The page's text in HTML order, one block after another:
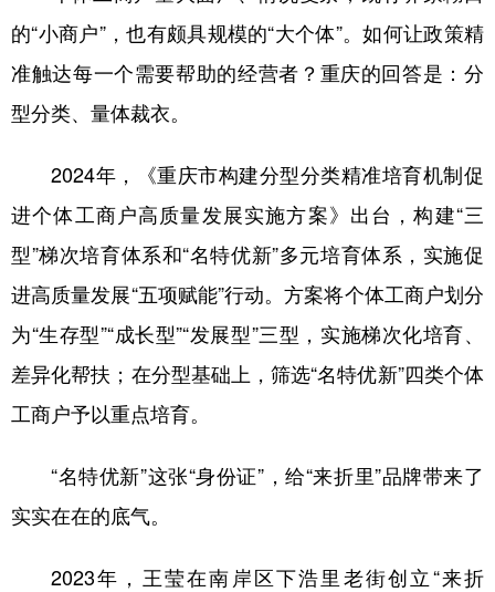
的“小商户”，也有颇具规模的“大个体”。如何让政策精
准触达每一个需要帮助的经营者？重庆的回答是：分
型分类、量体裁衣。
2024年，《重庆市构建分型分类精准培育机制促
进个体工商户高质量发展实施方案》出台，构建“三
型”梯次培育体系和“名特优新”多元培育体系，实施促
进高质量发展“五项赋能”行动。方案将个体工商户划分
为“生存型”“成长型”“发展型”三型，实施梯次化培育、
差异化帮扶；在分型基础上，筛选“名特优新”四类个体
工商户予以重点培育。
“名特优新”这张“身份证”，给“来折里”品牌带来了
实实在在的底气。
2023年，王莹在南岸区下浩里老街创立“来折